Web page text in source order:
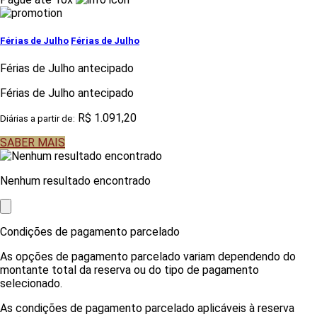
Férias de Julho Férias de Julho
Férias de Julho antecipado
Férias de Julho antecipado
Diárias a partir de: R$ 1.091,20
SABER MAIS
Nenhum resultado encontrado
Condições de pagamento parcelado
As opções de pagamento parcelado variam dependendo do
montante total da reserva ou do tipo de pagamento
selecionado.
As condições de pagamento parcelado aplicáveis à reserva